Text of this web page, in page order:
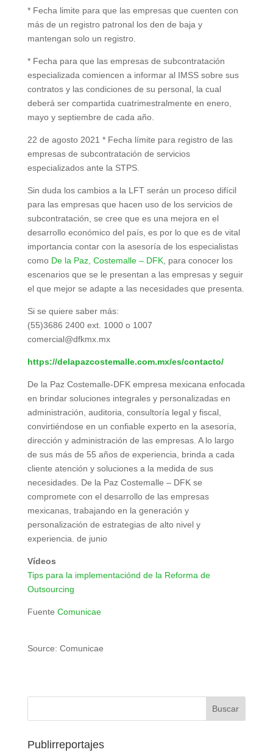
* Fecha limite para que las empresas que cuenten con
más de un registro patronal los den de baja y
mantengan solo un registro.
* Fecha para que las empresas de subcontratación
especializada comiencen a informar al IMSS sobre sus
contratos y las condiciones de su personal, la cual
deberá ser compartida cuatrimestralmente en enero,
mayo y septiembre de cada año.
22 de agosto 2021 * Fecha límite para registro de las
empresas de subcontratación de servicios
especializados ante la STPS.
Sin duda los cambios a la LFT serán un proceso difícil
para las empresas que hacen uso de los servicios de
subcontratación, se cree que es una mejora en el
desarrollo económico del país, es por lo que es de vital
importancia contar con la asesoría de los especialistas
como De la Paz, Costemalle – DFK, para conocer los
escenarios que se le presentan a las empresas y seguir
el que mejor se adapte a las necesidades que presenta.
Si se quiere saber más:
(55)3686 2400 ext. 1000 o 1007
comercial@dfkmx.mx
https://delapazcostemalle.com.mx/es/contacto/
De la Paz Costemalle-DFK empresa mexicana enfocada
en brindar soluciones integrales y personalizadas en
administración, auditoria, consultoría legal y fiscal,
convirtiéndose en un confiable experto en la asesoría,
dirección y administración de las empresas. A lo largo
de sus más de 55 años de experiencia, brinda a cada
cliente atención y soluciones a la medida de sus
necesidades. De la Paz Costemalle – DFK se
compromete con el desarrollo de las empresas
mexicanas, trabajando en la generación y
personalización de estrategias de alto nivel y
experiencia. de junio
Vídeos
Tips para la implementaciónd de la Reforma de
Outsourcing
Fuente Comunicae
Source: Comunicae
Publirreportajes